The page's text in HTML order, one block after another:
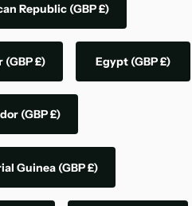
Republic (GBP £)
(GBP £) Egypt (GBP £)
(GBP £)
Guinea (GBP £)